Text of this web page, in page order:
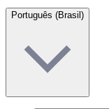
Português (Brasil)